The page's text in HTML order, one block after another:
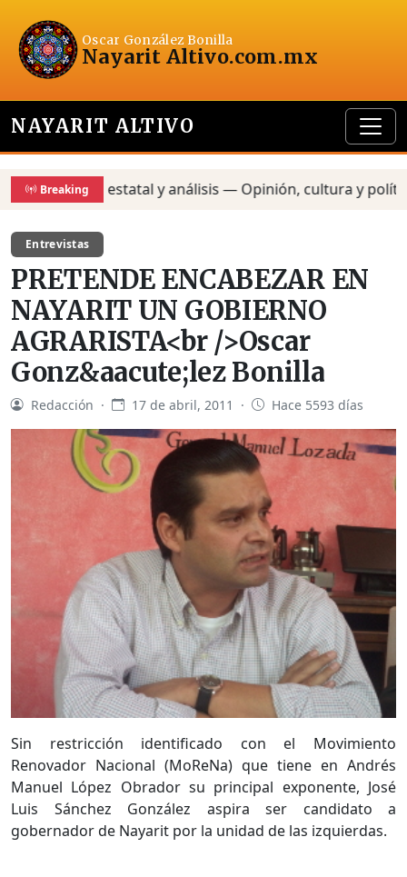
Oscar González Bonilla
Nayarit Altivo.com.mx
NAYARIT ALTIVO
Breaking
Agenda estatal y análisis — Opinión, cultura y política —
Entrevistas
PRETENDE ENCABEZAR EN
NAYARIT UN GOBIERNO
AGRARISTA<br />Oscar
Gonz&aacute;lez Bonilla
Redacción · 17 de abril, 2011 · Hace 5593 días
Sin restricción identificado con el Movimiento
Renovador Nacional (MoReNa) que tiene en Andrés
Manuel López Obrador su principal exponente, José
Luis Sánchez González aspira ser candidato a
gobernador de Nayarit por la unidad de las izquierdas.